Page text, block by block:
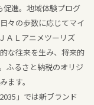
進。地域体験プログ
々の歩数に応じてマイ
ＡＬアニメツーリズ
な往来を生み、将来的
ふるさと納税のオリジ
ます。
」では新ブランド